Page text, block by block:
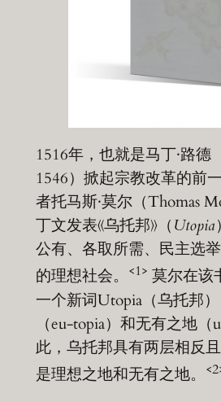
1516年，也就是马丁·路
1546）掀起宗教改革的前
者托马斯·莫尔（Thomas
丁文发表《乌托邦》（Utopia
公有、各取所需、民主选
的理想社会。
<1> 莫尔在该
一个新词Utopia（乌托邦
（eu-topia）和无有之地
此，乌托邦具有两层相反
是理想之地和无有之地。